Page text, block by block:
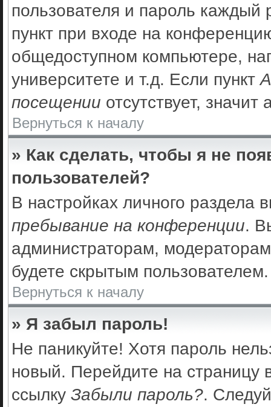
пользователя и пароль
пункт при входе на
общедоступном компьютере,
университете и т.д. Если пункт
посещении отсутствует,
Вернуться к началу
» Как сделать, чтобы я не
пользователей?
В настройках личного раздела
пребывание на конференции.
администраторам,
будете скрытым пользователем.
Вернуться к началу
» Я забыл пароль!
Не паникуйте! Хотя пароль
новый. Перейдите на
ссылку Забыли пароль?.